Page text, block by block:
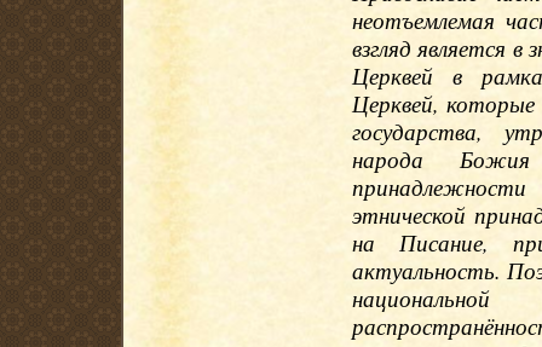
неотъемлемая
взгляд является
Церквей в
Церквей,
государства,
народа
этнической
на Писание,
актуальность.